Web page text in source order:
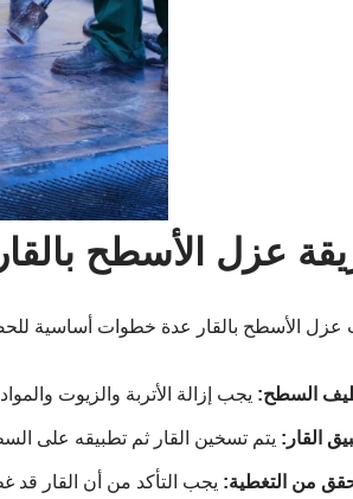
عزل الأسطح بالقار
عزل الأسطح بالقار عدة خطوات أساسية
السطح: يجب إزالة الأتربة والزيوت
القار: يتم تسخين القار ثم تطبيقه على
من التغطية: يجب التأكد من أن القار